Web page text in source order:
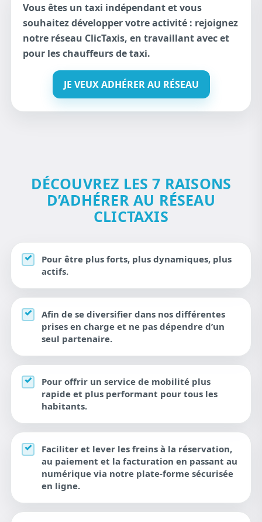
Vous êtes un taxi indépendant et vous
souhaitez développer votre activité : rejoignez
notre réseau ClicTaxis, en travaillant avec et
pour les chauffeurs de taxi.
JE VEUX ADHÉRER AU RÉSEAU
DÉCOUVREZ LES 7 RAISONS
D’ADHÉRER AU RÉSEAU
CLICTAXIS
Pour être plus forts, plus dynamiques, plus
actifs.
Afin de se diversifier dans nos différentes
prises en charge et ne pas dépendre d’un
seul partenaire.
Pour offrir un service de mobilité plus
rapide et plus performant pour tous les
habitants.
Faciliter et lever les freins à la réservation,
au paiement et la facturation en passant au
numérique via notre plate-forme sécurisée
en ligne.